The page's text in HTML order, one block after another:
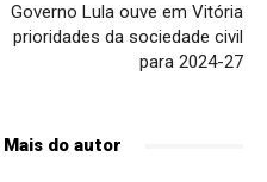
Governo Lula ouve em Vitória
prioridades da sociedade civil
para 2024-27
Mais do autor